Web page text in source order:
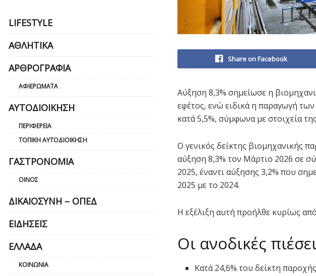
Share on Facebook
Αύξηση 8,3% σημείωσε η
εφέτος, ενώ ειδικά η παραγωγή
κατά 5,5%, σύμφωνα με στοιχεία
Ο γενικός δείκτης βιομηχανικής
αύξηση 8,3% τον Μάρτιο 2026 σε
2025, έναντι αύξησης 3,2% που
2025 με το 2024.
Η εξέλιξη αυτή προήλθε κυρίως
Οι ανοδικές
Κατά 24,6% του δείκτη
LIFESTYLE
ΑΘΛΗΤΙΚΆ
ΑΡΘΡΟΓΡΑΦΊΑ
ΑΦΙΕΡΏΜΑΤΑ
ΑΥΤΟΔΙΟΊΚΗΣΗ
ΠΕΡΙΦΈΡΕΙΑ
ΤΟΠΙΚΉ ΑΥΤΟΔΙΟΊΚΗΣΗ
ΓΑΣΤΡΟΝΟΜΊΑ
ΟΊΝΟΣ
ΔΙΚΑΙΟΣΎΝΗ – ΟΠΕΔ
ΕΙΔΉΣΕΙΣ
ΕΛΛΆΔΑ
ΚΟΙΝΩΝΊΑ